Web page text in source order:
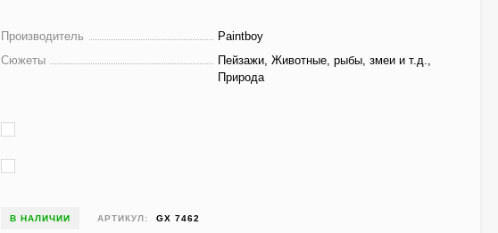
Производитель
Paintboy
Сюжеты
Пейзажи, Животные, рыбы, змеи и т.д.,
Природа
В НАЛИЧИИ АРТИКУЛ: GX 7462